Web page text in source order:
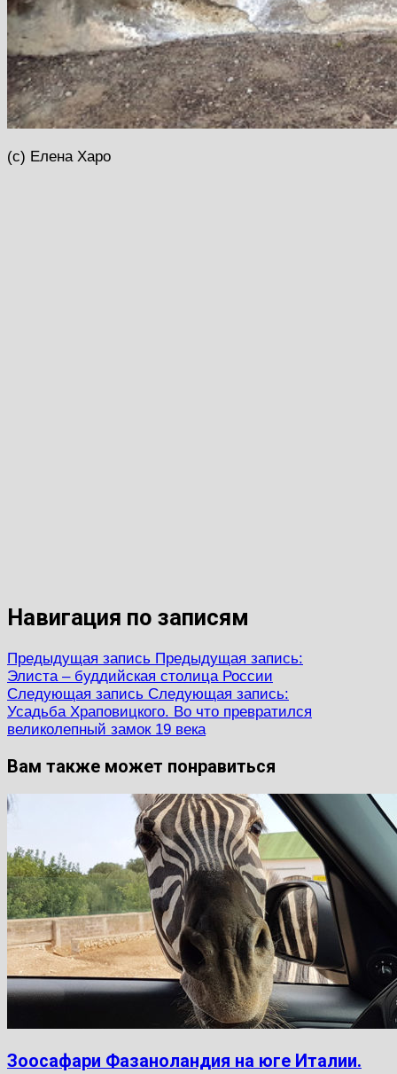
(с) Елена Харо
Навигация по записям
Предыдущая запись Предыдущая запись:
Элиста – буддийская столица России
Следующая запись Следующая запись:
Усадьба Храповицкого. Во что превратился
великолепный замок 19 века
Вам также может понравиться
Зоосафари Фазаноландия на юге Италии.